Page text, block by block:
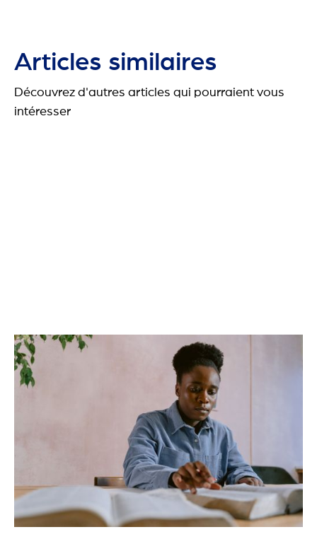
Articles similaires
Découvrez d'autres articles qui pourraient vous
intéresser